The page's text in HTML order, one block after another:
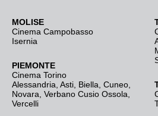
MOLISE
Cinema Campobasso
Isernia
PIEMONTE
Cinema Torino
Alessandria Asti Biella Cuneo
Novara Verbano Cusio Ossola
Vercelli